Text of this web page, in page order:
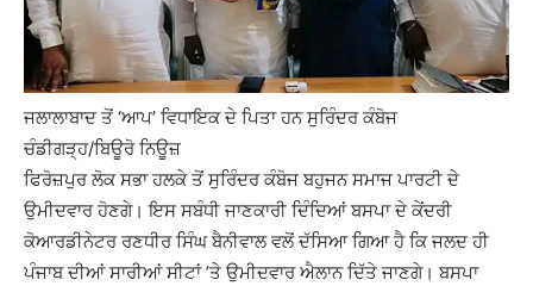
ਜਲਾਲਾਬਾਦ ਤੋਂ ‘ਆਪ’ ਵਿਧਾਇਕ ਦੇ ਪਿਤਾ ਹਨ ਸੁਰਿੰਦਰ ਕੰਬੋਜ
ਚੰਡੀਗੜ੍ਹ/ਬਿਊਰੋ ਨਿਊਜ਼
ਫਿਰੋਜ਼ਪੁਰ ਲੋਕ ਸਭਾ ਹਲਕੇ ਤੋਂ ਸੁਰਿੰਦਰ ਕੰਬੋਜ ਬਹੁਜਨ ਸਮਾਜ ਪਾਰਟੀ ਦੇ
ਉਮੀਦਵਾਰ ਹੋਣਗੇ। ਇਸ ਸਬੰਧੀ ਜਾਣਕਾਰੀ ਦਿੰਦਿਆਂ ਬਸਪਾ ਦੇ ਕੇਂਦਰੀ
ਕੋਆਰਡੀਨੇਟਰ ਰਣਧੀਰ ਸਿੰਘ ਬੈਨੀਵਾਲ ਵਲੋਂ ਦੱਸਿਆ ਗਿਆ ਹੈ ਕਿ ਜਲਦ ਹੀ
ਪੰਜਾਬ ਦੀਆਂ ਸਾਰੀਆਂ ਸੀਟਾਂ ’ਤੇ ਉਮੀਦਵਾਰ ਐਲਾਨ ਦਿੱਤੇ ਜਾਣਗੇ। ਬਸਪਾ